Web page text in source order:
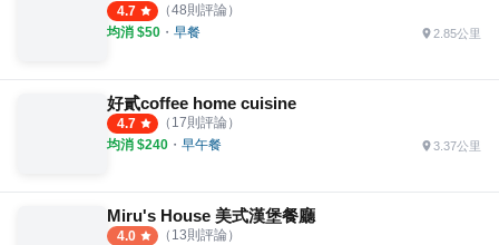
4.7 （48則評論）
均消 $50 ・ 早餐 2.85公里
好貳coffee home cuisine
4.7 （ 17則評論）
均消 $240 ・ 早午餐 3.37公里
Miru's House 美式漢堡餐廳
4.0 （ 13則評論）